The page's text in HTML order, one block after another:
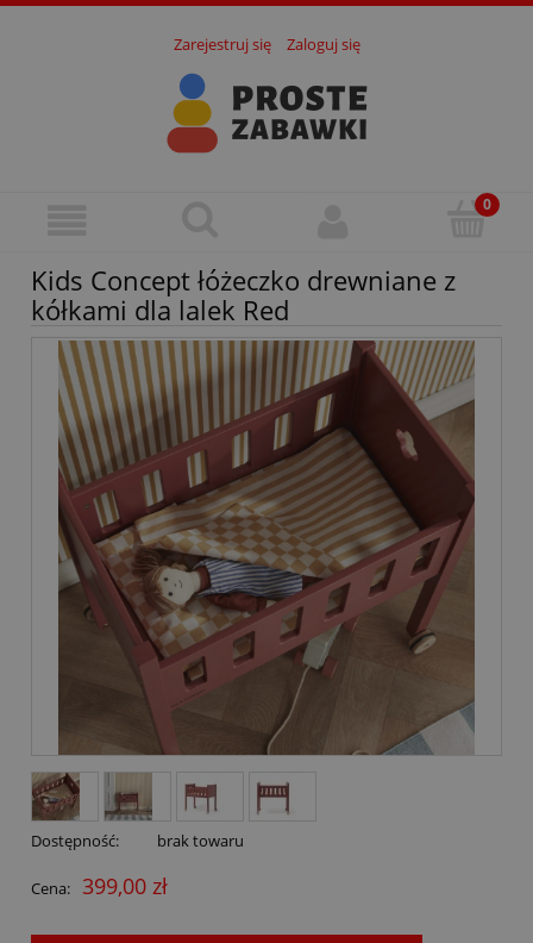
Zarejestruj się Zaloguj się
Kids Concept łóżeczko drewniane z
kółkami dla lalek Red
Dostępność: brak towaru
Cena: 399,00 zł